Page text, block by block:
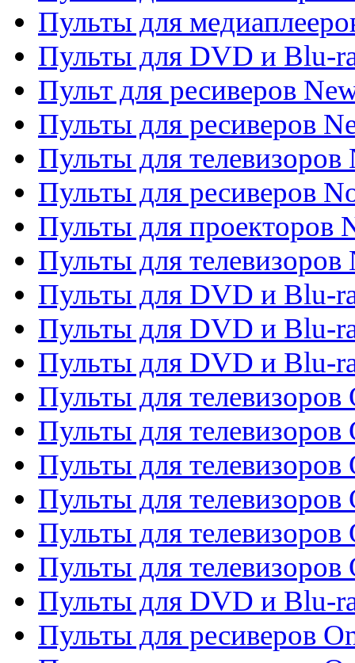
Пульты для
Пульты для DVD и Blu-
Пульт для ресиверов
Пульты для ресиверов
Пульты для телевизоров
Пульты для ресиверов
Пульты для проекторов
Пульты для телевизоров
Пульты для DVD и Blu-
Пульты для DVD и Blu-
Пульты для DVD и Blu-
Пульты для телевизоров
Пульты для телевизоров
Пульты для телевизоров
Пульты для телевизоров
Пульты для телевизоров
Пульты для телевизоров
Пульты для DVD и Blu-
Пульты для ресиверов